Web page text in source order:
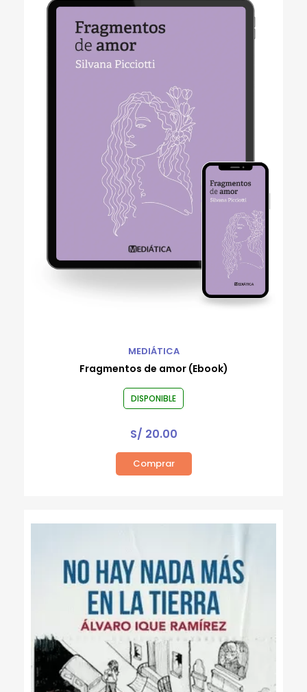
MEDIÁTICA
Fragmentos de amor (Ebook)
DISPONIBLE
S/ 20.00
Comprar